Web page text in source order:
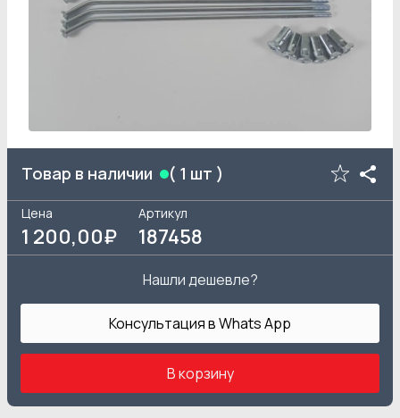
Товар в наличии ( 1 шт )
Цена
1 200,00₽
Артикул
187458
Нашли дешевле?
Консультация в Whats App
В корзину